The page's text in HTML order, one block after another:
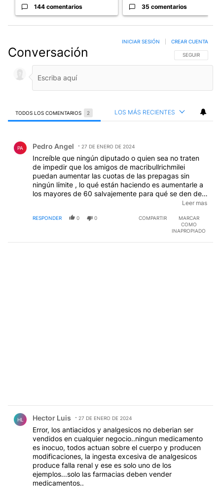
144 comentarios 35 comentarios
Conversación SIGA ESTA
SEGUIR
INICIAR SESIÓN CREAR CUENTA
TODOS LOS COMENTARIOS 2 LOS MÁS RECIENTES
PA Pedro Angel 27 DE ENERO DE 2024
Increíble que ningún diputado o quien sea no traten
de impedir que los amigos de macribullrichmilei
puedan aumentar las cuotas de las prepagas sin
ningún límite , lo qué están haciendo es aumentarle a
los mayores de 60 salvajemente para qué se den de
años dándole a las prepagas solo ganancias. Tanta
Leer mas
RESPONDER 0 0 COMPARTIR
MARCAR
COMO
INAPROPIADO
HL Hector Luis 27 DE ENERO DE 2024
Error, los antiacidos y analgesicos no deberian ser
vendidos en cualquier negocio..ningun medicamento
es inocuo, todos actuan sobre el cuerpo y producen
modificaciones, la ingesta excesiva de analgesicos
produce falla renal y ese es solo uno de los
ejemplos...solo las farmacias deben vender
medicamentos..